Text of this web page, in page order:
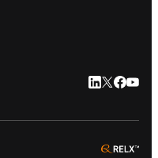
LinkedIn 새
Twitter 새